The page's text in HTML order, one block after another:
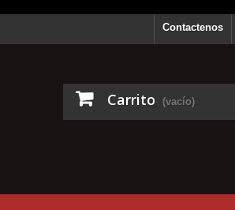
Contactenos
Carrito (vacío)